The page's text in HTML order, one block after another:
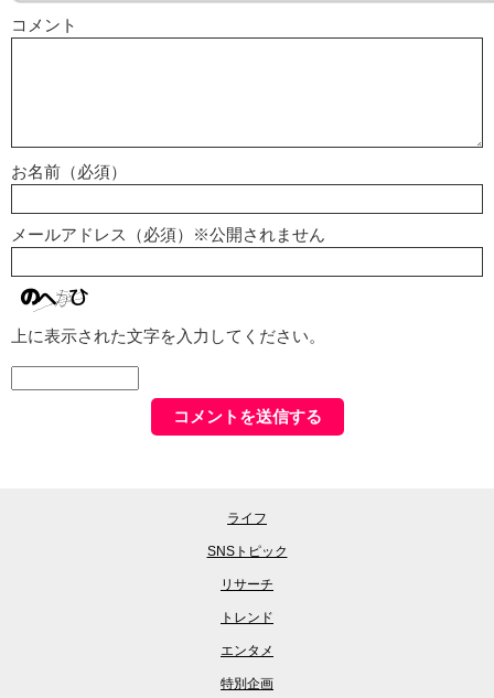
コメント
お名前（必須）
メールアドレス（必須）※公開されません
上に表示された文字を入力してください。
ライフ
SNSトピック
リサーチ
トレンド
エンタメ
特別企画